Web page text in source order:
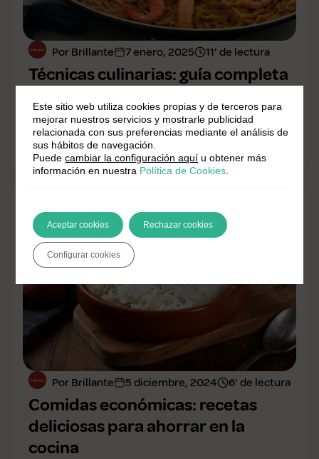
Por Brillante 7 enero, 2025 11' de lectura
Técnicas culinarias: guía completa
En Arroz Brillante, seguimos alimentando tu
pasión por la cocina con nuevos conocimientos
y técnicas ...
Por Brillante 5 diciembre, 2024 6' de lectura
Comidas económicas: recetas
deliciosas para ahorrar en la
cocina
Este sitio web utiliza cookies propias y de terceros para
mejorar nuestros servicios y mostrarle publicidad
relacionada con sus preferencias mediante el análisis de
sus hábitos de navegación.
Puedecambiar la configuración aquí u obtener más
información en nuestra Política de Cookies
Aceptar cookies Rechazar cookies
Configurar cookies